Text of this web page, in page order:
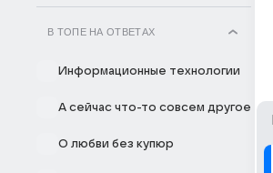
В ТОПЕ НА ОТВЕТАХ
Информационные технологии
А сейчас что-то совсем другое
О любви без купюр